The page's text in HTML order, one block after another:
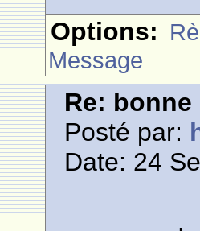
Options:
Message
Re:
Posté par:
Date: 24